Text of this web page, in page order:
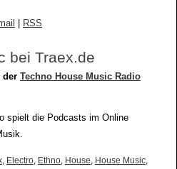
RSS
bei Traex.de
der Techno House Music Radio
spielt die Podcasts im Online
, Electro, Ethno, House, House Music,